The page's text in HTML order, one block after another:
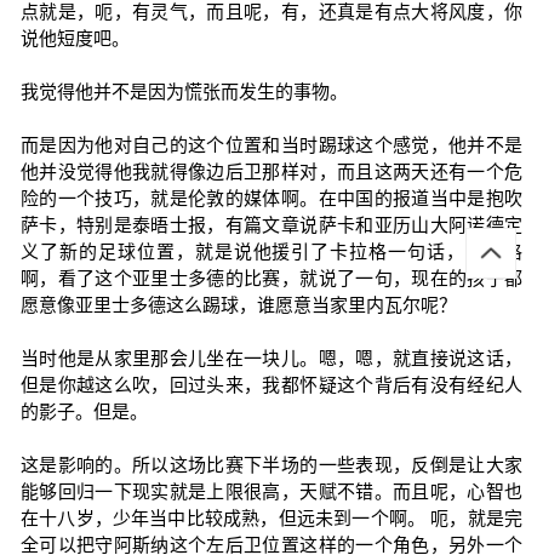
点就是，呃，有灵气，而且呢，有，还真是有点大将风度，你
说他短度吧。
我觉得他并不是因为慌张而发生的事物。
而是因为他对自己的这个位置和当时踢球这个感觉，他并不是
他并没觉得他我就得像边后卫那样对，而且这两天还有一个危
险的一个技巧，就是伦敦的媒体啊。在中国的报道当中是抱吹
萨卡，特别是泰晤士报，有篇文章说萨卡和亚历山大阿诺德定
义了新的足球位置，就是说他援引了卡拉格一句话，卡拉格
啊，看了这个亚里士多德的比赛，就说了一句，现在的孩子都
愿意像亚里士多德这么踢球，谁愿意当家里内瓦尔呢？
当时他是从家里那会儿坐在一块儿。嗯，嗯，就直接说这话，
但是你越这么吹，回过头来，我都怀疑这个背后有没有经纪人
的影子。但是。
这是影响的。所以这场比赛下半场的一些表现，反倒是让大家
能够回归一下现实就是上限很高，天赋不错。而且呢，心智也
在十八岁，少年当中比较成熟，但远未到一个啊。 呃，就是完
全可以把守阿斯纳这个左后卫位置这样的一个角色，另外一个